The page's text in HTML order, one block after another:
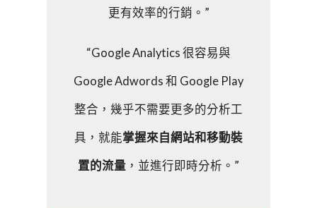
更有效率的行銷。”
“Google Analytics 很容易與
Google Adwords 和 Google Play
整合，幾乎不需要更多的分析工
具，就能掌握來自網站和移動裝
置的流量 ，並進行即時分析。”